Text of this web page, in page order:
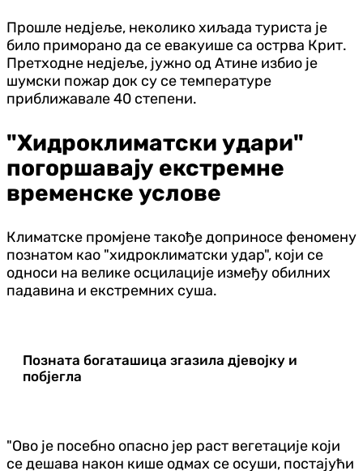
Прошле недјеље, неколико хиљада туриста је
било приморано да се евакуише са острва Крит.
Претходне недјеље, јужно од Атине избио је
шумски пожар док су се температуре
приближавале 40 степени.
"Хидроклиматски удари"
погоршавају екстремне
временске услове
Климатске промјене такође доприносе феномену
познатом као "хидроклиматски удар", који се
односи на велике осцилације између обилних
падавина и екстремних суша.
Позната богаташица згазила дјевојку и
побјегла
"Ово је посебно опасно јер раст вегетације који
се дешава након кише одмах се осуши, постајући